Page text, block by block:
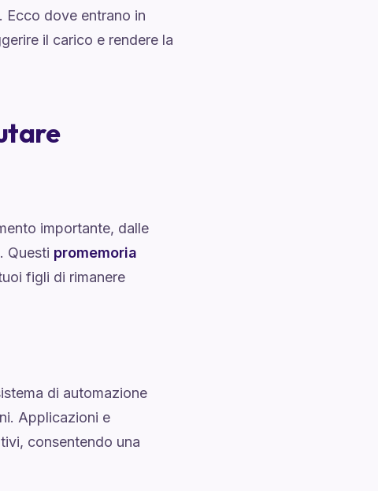
Ecco dove entrano in
il carico e rendere la
importante, dalle
Questi promemoria
figli di rimanere
di automazione
Applicazioni e
consentendo una